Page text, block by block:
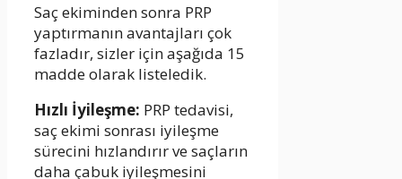
Saç ekiminden sonra PRP
yaptırmanın avantajları çok
fazladır, sizler için aşağıda 15
madde olarak listeledik.
Hızlı İyileşme: PRP tedavisi,
saç ekimi sonrası iyileşme
sürecini hızlandırır ve saçların
daha çabuk iyileşmesini